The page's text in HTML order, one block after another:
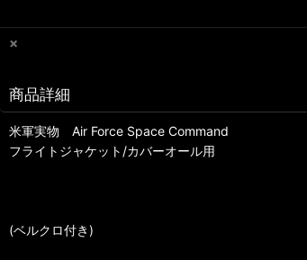
×
商品詳細
米軍実物 Air Force Space Command
フライトジャケット/カバーオール用
(ベルクロ付き)